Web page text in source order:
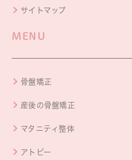
サイトマップ
MENU
骨盤矯正
産後の骨盤矯正
マタニティ整体
アトピー